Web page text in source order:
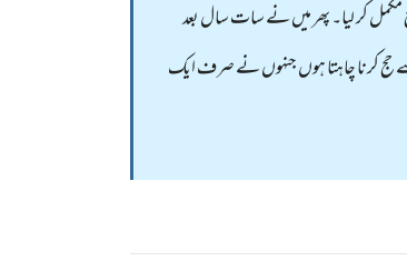
مکمل کر لیا۔ پھر میں نے سات سال بعد
حج کرنا چاہتا ہوں جنہوں نے صرف ایک